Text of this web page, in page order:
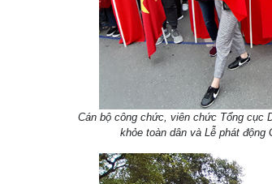
Cán bộ công chức, viên chức Tổng cục
khỏe toàn dân và Lễ phát